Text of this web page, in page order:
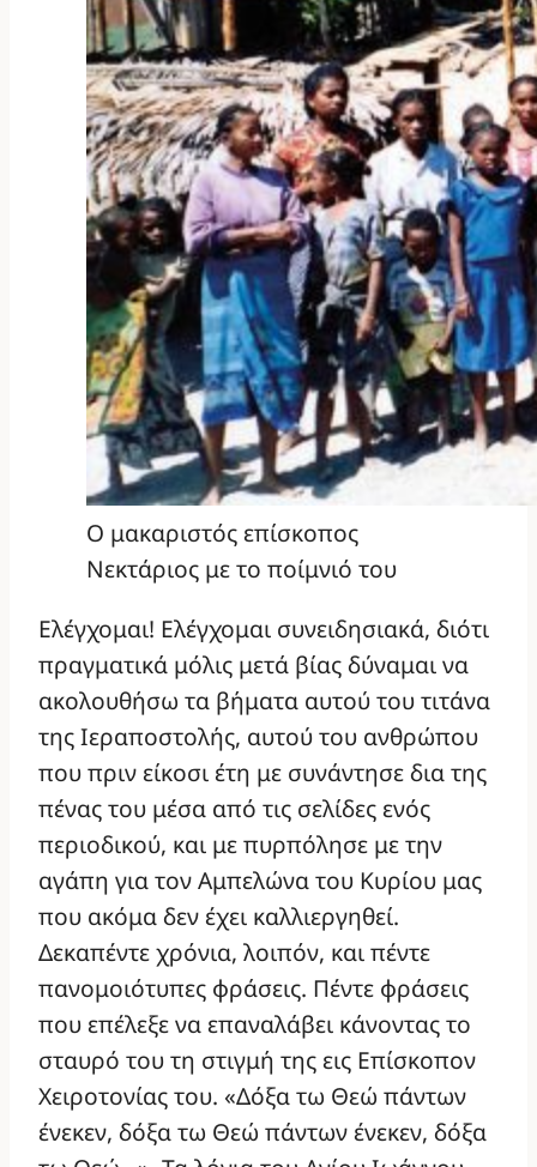
Ο μακαριστός επίσκοπος
Νεκτάριος με το ποίμνιό του
Ελέγχομαι! Ελέγχομαι συνειδησιακά, διότι
πραγματικά μόλις μετά βίας δύναμαι να
ακολουθήσω τα βήματα αυτού του τιτάνα
της Ιεραποστολής, αυτού του ανθρώπου
που πριν είκοσι έτη με συνάντησε δια της
πένας του μέσα από τις σελίδες ενός
περιοδικού, και με πυρπόλησε με την
αγάπη για τον Αμπελώνα του Κυρίου μας
που ακόμα δεν έχει καλλιεργηθεί.
Δεκαπέντε χρόνια, λοιπόν, και πέντε
πανομοιότυπες φράσεις. Πέντε φράσεις
που επέλεξε να επαναλάβει κάνοντας το
σταυρό του τη στιγμή της εις Επίσκοπον
Χειροτονίας του. «Δόξα τω Θεώ πάντων
ένεκεν, δόξα τω Θεώ πάντων ένεκεν, δόξα